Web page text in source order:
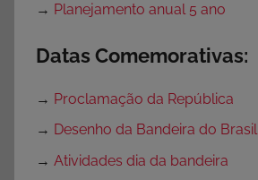
→ Planejamento anual 5 ano
Datas Comemorativas:
→ Proclamação da República
→ Desenho da Bandeira do Brasil
→ Atividades dia da bandeira